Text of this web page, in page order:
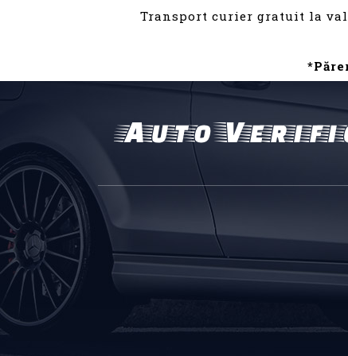
Transport curier gratuit la